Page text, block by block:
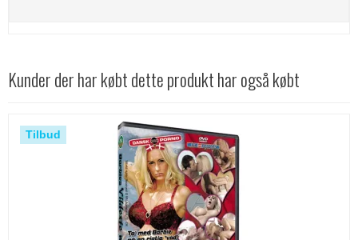
Kunder der har købt dette produkt har også købt
Tilbud